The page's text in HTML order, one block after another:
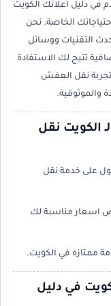
في دليل اعلانك الكويت
الخاصة. نحن
التقنيات ووسائل
تتيح لك الاستفادة
تجربة نقل العفش
والموثوقية.
الكويت نقل
على خدمة نقل
اسعار مناسبة لك
ممتازه في الكويت.
في دليل